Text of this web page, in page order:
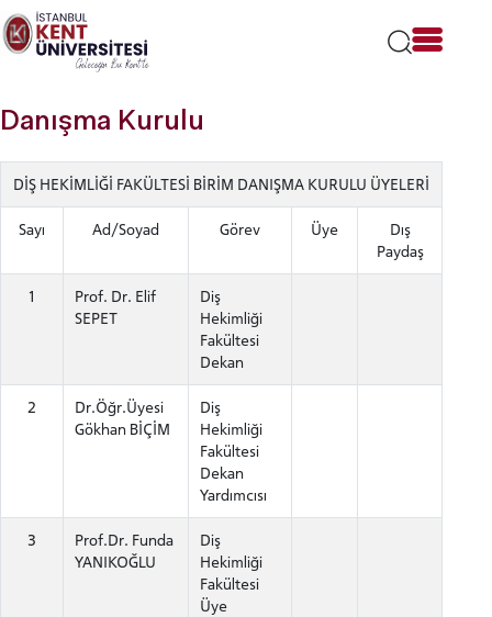
Lütfen
dikkat:
Bu
bir
sistemi
içerir.
Danışma Kurulu
DİŞ HEKİMLİĞİ FAKÜLTESİ BİRİM DANIŞMA KURULU ÜYELERİ
Sayı Ad/Soyad Görev Üye
Dış
Paydaş
1
Prof. Dr. Elif
SEPET
Diş
Hekimliği
Fakültesi
Dekan
2
Dr.Öğr.Üyesi
Gökhan BİÇİM
Diş
Hekimliği
Fakültesi
Dekan
Yardımcısı
3
Prof.Dr. Funda
YANIKOĞLU
Diş
Hekimliği
Fakültesi
Üye